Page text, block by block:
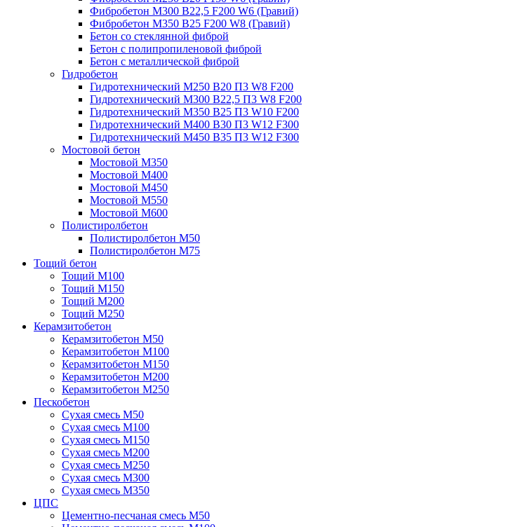
Фибробетон М300 B22,5 F200 W6 (Гравий)
Фибробетон М350 B25 F200 W8 (Гравий)
Бетон со стеклянной фиброй
Бетон с полипропиленовой фиброй
Бетон с металлической фиброй
Гидробетон
Гидротехнический М250 B20 П3 W8 F200
Гидротехнический М300 B22,5 П3 W8 F200
Гидротехнический М350 B25 П3 W10 F200
Гидротехнический М400 B30 П3 W12 F300
Гидротехнический М450 B35 П3 W12 F300
Мостовой бетон
Мостовой М350
Мостовой М400
Мостовой М450
Мостовой М550
Мостовой М600
Полистиролбетон
Полистиролбетон М50
Полистиролбетон М75
Тощий бетон
Тощий М100
Тощий М150
Тощий М200
Тощий М250
Керамзитобетон
Керамзитобетон М50
Керамзитобетон М100
Керамзитобетон М150
Керамзитобетон М200
Керамзитобетон М250
Пескобетон
Сухая смесь М50
Сухая смесь М100
Сухая смесь М150
Сухая смесь М200
Сухая смесь М250
Сухая смесь М300
Сухая смесь М350
ЦПС
Цементно-песчаная смесь М50